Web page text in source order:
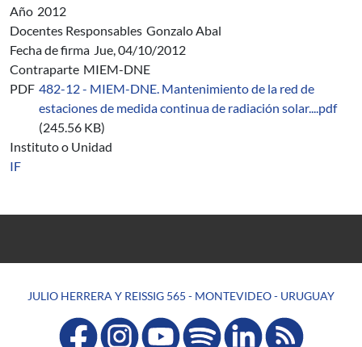
Año 2012
Docentes Responsables Gonzalo Abal
Fecha de firma Jue, 04/10/2012
Contraparte MIEM-DNE
PDF 482-12 - MIEM-DNE. Mantenimiento de la red de
estaciones de medida continua de radiación solar....pdf
(245.56 KB)
Instituto o Unidad
IF
JULIO HERRERA Y REISSIG 565 - MONTEVIDEO - URUGUAY